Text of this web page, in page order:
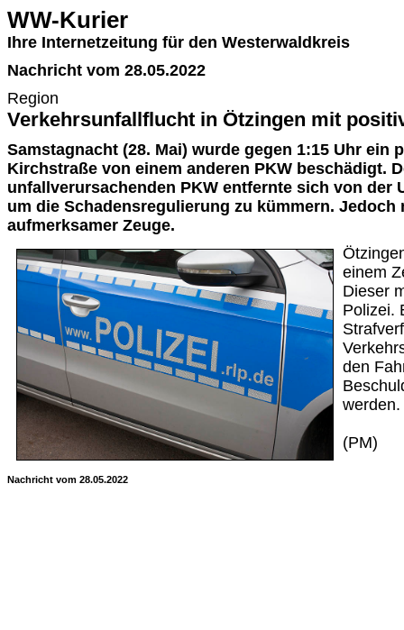
WW-Kurier
Ihre Internetzeitung für den Westerwaldkreis
Nachricht vom 28.05.2022
Region
Verkehrsunfallflucht in Ötzingen mit
Samstagnacht (28. Mai) wurde gegen 1:15 Uhr ein
Kirchstraße von einem anderen PKW beschädigt.
unfallverursachenden PKW entfernte sich von der
um die Schadensregulierung zu kümmern. Jedoch
aufmerksamer Zeuge.
einem
Dieser
Polizei.
den
werden.
(PM)
Nachricht vom 28.05.2022